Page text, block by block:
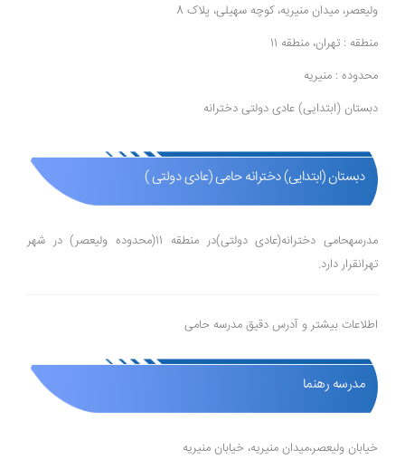
ولیعصر، میدان منیریه، کوچه سهیلی، پلاک 8
منطقه : تهران، منطقه 11
محدوده : منیریه
دبستان (ابتدایی) عادی دولتی دخترانه
دبستان (ابتدایی) دخترانه حامی (عادی دولتی )
مدرسهحامی دخترانه(عادی دولتی)در منطقه 11(محدوده ولیعصر) در شهر
تهرانقرار دارد.
اطلاعات بیشتر و آدرس دقیق مدرسه حامی
مدرسه رهنما
خیابان ولیعصر،میدان منیریه، خیابان منیریه